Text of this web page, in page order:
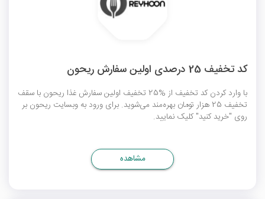
کد تخفیف 25 درصدی اولین سفارش ریحون
با وارد کردن کد تخفیف از %25 تخفیف اولین سفارش غذا ریحون با سقف
تخفیف 25 هزار تومان بهره‌مند می‌شوید. برای ورود به وبسایت ریحون بر
روی "خرید کنید" کلیک نمایید.
مشاهده